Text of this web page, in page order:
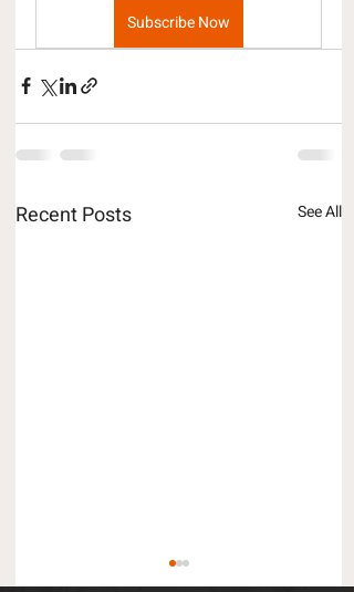
Subscribe Now
Recent Posts See All